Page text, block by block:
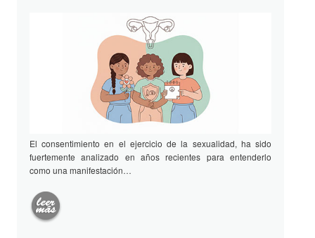
El consentimiento en el ejercicio de la sexualidad, ha sido
fuertemente analizado en años recientes para entenderlo
como una manifestación…